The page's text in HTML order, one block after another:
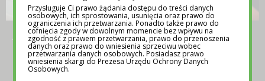
JAKIE DZIAŁANIA PROMOCYJNE SPRAWDZĄ
SIĘ DLA BIZNESU?
19 SIE 2024
Przysługuje Ci prawo żądania dostępu do treści danych
osobowych, ich sprostowania, usunięcia oraz prawo do
ograniczenia ich przetwarzania. Ponadto także prawo do
cofnięcia zgody w dowolnym momencie bez wpływu na
zgodność z prawem przetwarzania, prawo do przenoszenia
danych oraz prawo do wniesienia sprzeciwu wobec
przetwarzania danych osobowych. Posiadasz prawo
wniesienia skargi do Prezesa Urzędu Ochrony Danych
Osobowych.